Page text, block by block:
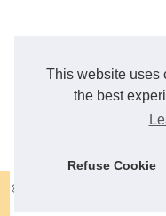
This website uses
the best
Refuse Cookie
© 2026